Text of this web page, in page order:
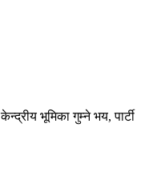
भूमिका गुम्ने भय, पार्टी